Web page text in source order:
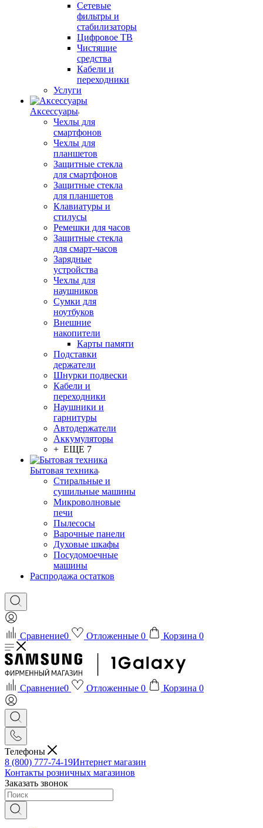
Сетевые
фильтры и
стабилизаторы
Цифровое ТВ
Чистящие
средства
Кабели и
переходники
Услуги
Аксессуары
Чехлы для
смартфонов
Чехлы для
планшетов
Защитные стекла
для смартфонов
Защитные стекла
для планшетов
Клавиатуры и
стилусы
Ремешки для часов
Защитные стекла
для смарт-часов
Зарядные
устройства
Чехлы для
наушников
Сумки для
ноутбуков
Внешние
накопители
Карты памяти
Подставки
держатели
Шнурки подвески
Кабели и
переходники
Наушники и
гарнитуры
Автодержатели
Аккумуляторы
+ ЕЩЕ 7
Бытовая техника
Стиральные и
сушильные машины
Микроволновые
печи
Пылесосы
Варочные панели
Духовые шкафы
Посудомоечные
машины
Распродажа остатков
Сравнение0 Отложенные 0 Корзина 0
Сравнение0 Отложенные 0 Корзина 0
Телефоны
8 (800) 777-74-19Интернет магазин
Контакты розничных магазинов
Заказать звонок